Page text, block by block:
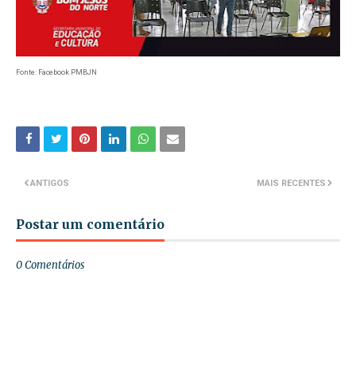
Fonte: Facebook PMBJN
MAIS RECENTES
ANTIGOS
Postar um comentário
0 Comentários